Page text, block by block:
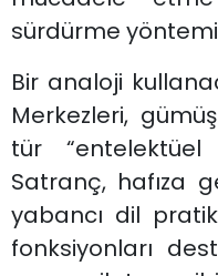
sürdürme
Bir analoji
Merkezleri,
tür
Satranç, hafıza
yabancı dil
fonksiyonları